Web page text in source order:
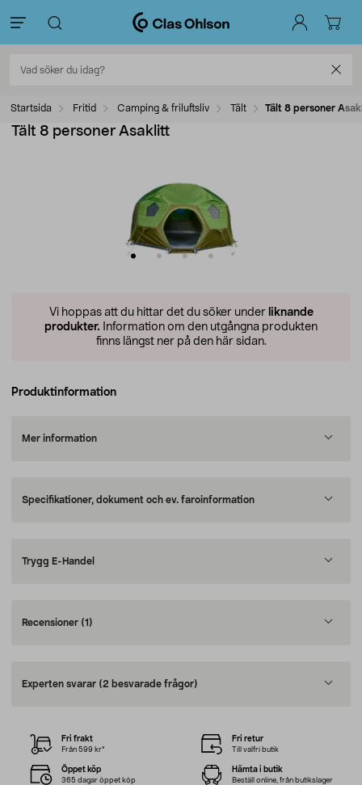
Startsida Fritid Camping & friluftsliv Tält Tält 8 personer
Tält 8 personer Asaklitt
Vi hoppas att du hittar det du söker under liknande
produkter. Information om den utgångna produkten
finns längst ner på den här sidan.
Produktinformation
Mer information
Specifikationer, dokument och ev. faroinformation
Trygg E-Handel
Recensioner (1)
Experten svarar (2 besvarade frågor)
Fri frakt
Från 599 kr*
Fri retur
Till valfri butik
Öppet köp
365 dagar öppet köp
Hämta i butik
Beställ online, från butikslager